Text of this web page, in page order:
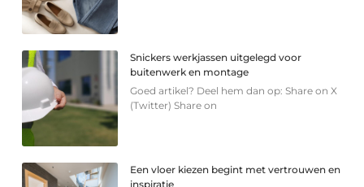
Snickers werkjassen uitgelegd voor
buitenwerk en montage
Goed artikel? Deel hem dan op: Share on X
(Twitter) Share on
Een vloer kiezen begint met vertrouwen en
inspiratie